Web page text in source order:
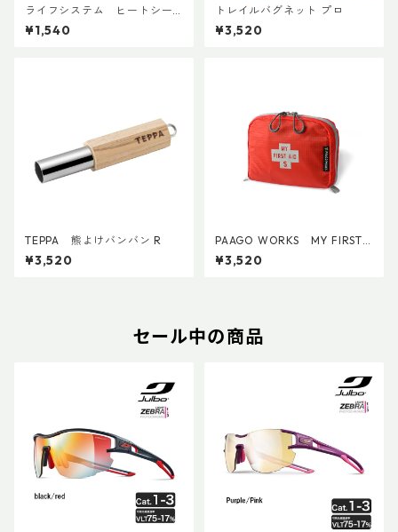
ライフシステム ヒートシー
ルドポンチョ
¥1,540
トレイルバグネット プロ
¥3,520
TEPPA 熊よけバンバン R
¥3,520
PAAGO WORKS MY FIRST
AID S
¥3,520
セール中の商品